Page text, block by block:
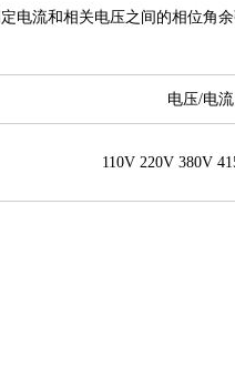
电流和相关电压之间的相位角
电压/电流
110V 220V 380V